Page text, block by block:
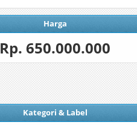
Harga
Rp. 650.000.000
Kategori & Label